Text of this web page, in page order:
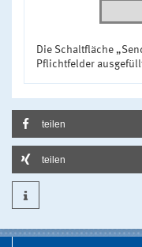
Die Schaltfläche
Pflichtfelder
teilen
teilen